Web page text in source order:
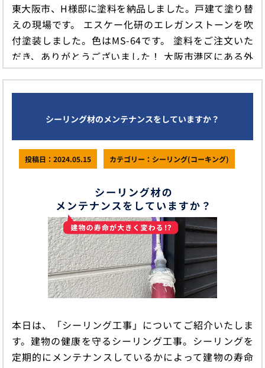
東大阪市、H様邸に塗料を納品しました。戸建て塗り替
えの現場です。 エスケー化研のエレガンストーンを吹
付塗装しました。色はMS-64です。 塗料をご注文いた
だき、ありがとうございました！ 大阪市港区にある外
壁塗装& […]
シーリング材のメンテナンスをしていますか？
投稿日：2024.05.15 カテゴリー：シーリング(コーキング)
本日は、「シーリング工事」についてご紹介いたしま
す。建物の健康を守るシーリング工事。シーリングを
定期的にメンテナンスしているかによって建物の寿命